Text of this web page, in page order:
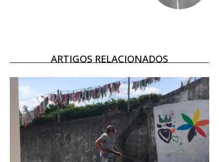
Acesso ao conteúdo online
Ofertas para assinatura anual
Escolha o plano
ARTIGOS RELACIONADOS